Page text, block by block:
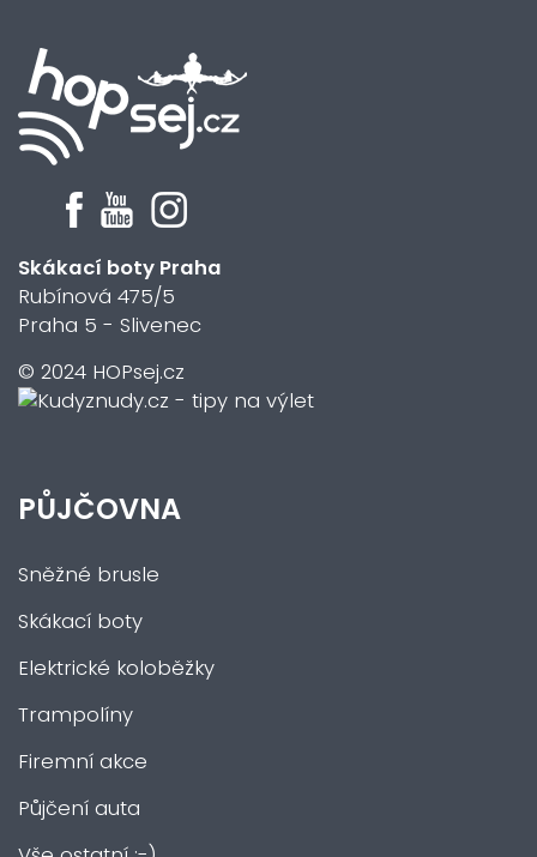
Skákací boty Praha
Rubínová 475/5
Praha 5 - Slivenec
© 2024 HOPsej.cz
PŮJČOVNA
Sněžné brusle
Skákací boty
Elektrické koloběžky
Trampolíny
Firemní akce
Půjčení auta